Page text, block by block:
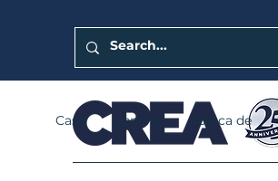
Casa General Acerca de